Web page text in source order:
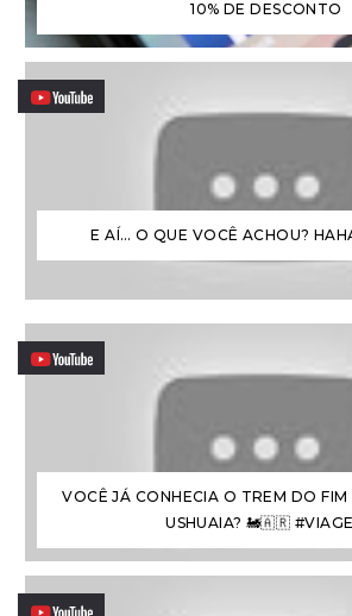
10% DE DESCONTO
E AÍ… O QUE VOCÊ ACHOU?
VOCÊ JÁ CONHECIA O TREM DO
USHUAIA? 🚂🇦🇷